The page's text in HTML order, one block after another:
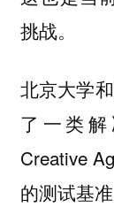
挑战。
北京大学
了一类
Creative
的测试基准